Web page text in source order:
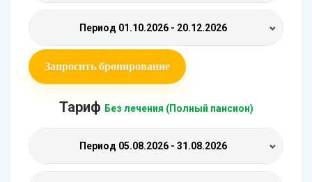
Период 01.10.2026 - 20.12.2026
Запросить бронирование
Тариф Без лечения (Полный пансион)
Период 05.08.2026 - 31.08.2026